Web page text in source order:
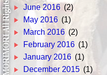
June 2016 (2)
May 2016 (1)
March 2016 (2)
February 2016 (1)
January 2016 (1)
December 2015 (1)